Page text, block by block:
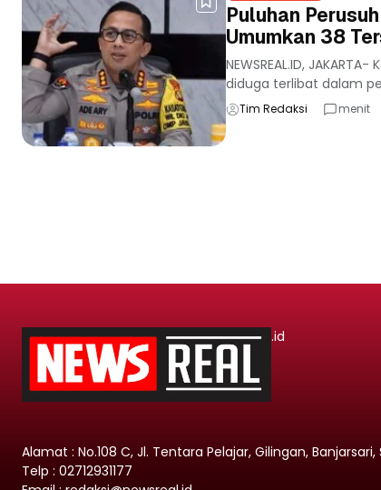
Puluhan
Umumkan 38
NEWSREAL.ID,
diduga terlibat dalam
Tim Redaksi menit
.id
Alamat : No.108 C, Jl. Tentara Pelajar, Gilingan,
Telp : 02712931177